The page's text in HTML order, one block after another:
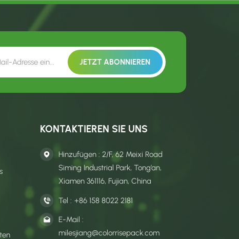
KONTAKTIEREN SIE UNS
Hinzufügen : 2/F, 62 Meixi Road
Siming Industrial Park, Tong’an,
Xiamen 361116, Fujian, China
Tel : +86 158 8022 2181
E-Mail :
milesjiang@colorrisepack.com